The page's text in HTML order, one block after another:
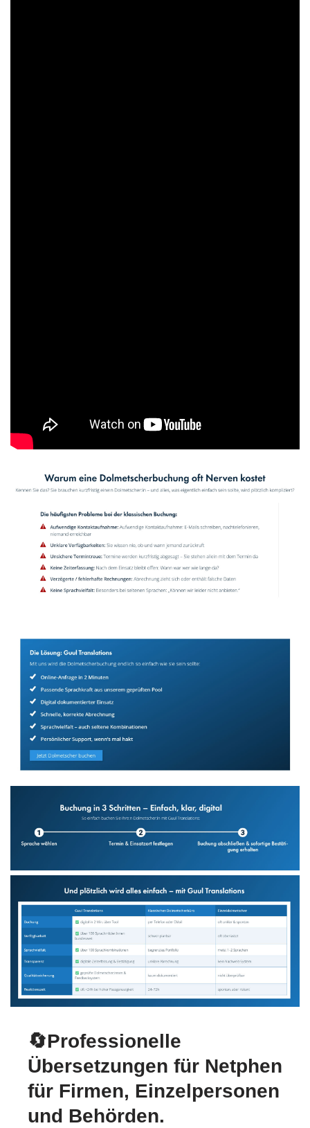
🔄Professionelle
Übersetzungen für Netphen
für Firmen, Einzelpersonen
und Behörden.